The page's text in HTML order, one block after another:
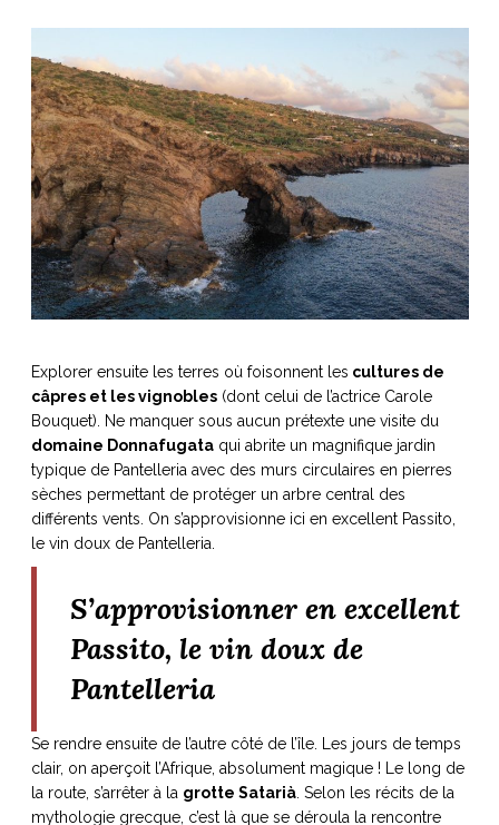
Explorer ensuite les terres où foisonnent les cultures de
câpres et les vignobles(dont celui de l’actrice Carole
Bouquet). Ne manquer sous aucun prétexte une visite du
domaine Donnafugataqui abrite un magnifique jardin
typique de Pantelleria avec des murs circulaires en pierres
sèches permettant de protéger un arbre central des
différents vents. On s’approvisionne ici en excellent Passito,
le vin doux de Pantelleria.
S’approvisionner en excellent
Passito, le vin doux de
Pantelleria
Se rendre ensuite de l’autre côté de l’île. Les jours de temps
clair, on aperçoit l’Afrique, absolument magique ! Le long de
la route, s’arrêter à la grotte Satarià. Selon les récits de la
mythologie grecque, c’est là que se déroula la rencontre